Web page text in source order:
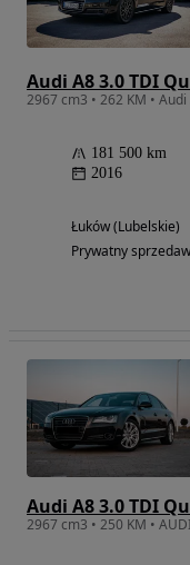
Audi A8 3.0 TDI
2967 cm3 • 262 KM • Audi
181 500 km
2016
Łuków (Lubelskie)
Prywatny
Audi A8 3.0 TDI
2967 cm3 • 250 KM •